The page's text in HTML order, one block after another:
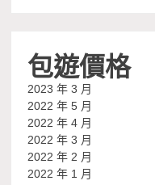
包遊價格
2023 年 3 月
2022 年 5 月
2022 年 4 月
2022 年 3 月
2022 年 2 月
2022 年 1 月